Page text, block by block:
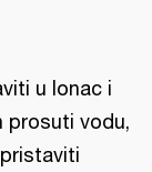
u lonac i
prosuti vodu,